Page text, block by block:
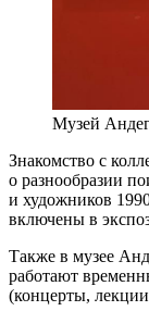
Музей
Знакомство с
о разнообразии
и художников
включены в
Также в музее
работают
(концерты,